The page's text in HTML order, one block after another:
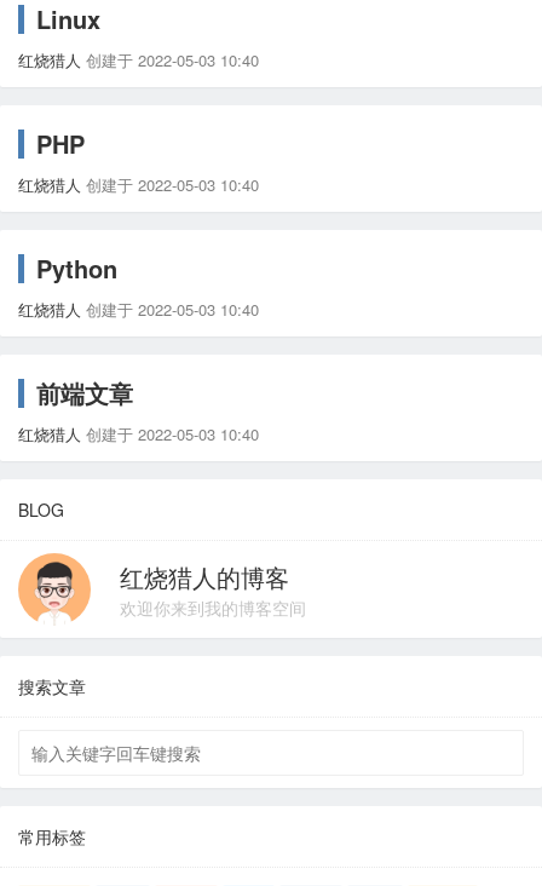
Linux
红烧猎人 创建于 2022-05-03 10:40
PHP
红烧猎人 创建于 2022-05-03 10:40
Python
红烧猎人 创建于 2022-05-03 10:40
前端文章
红烧猎人 创建于 2022-05-03 10:40
BLOG
红烧猎人的博客
欢迎你来到我的博客空间
搜索文章
常用标签